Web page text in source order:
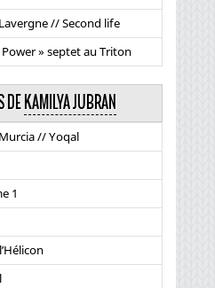
// Second life
» septet au Triton
DE KAMILYA JUBRAN
// Yoqal
1